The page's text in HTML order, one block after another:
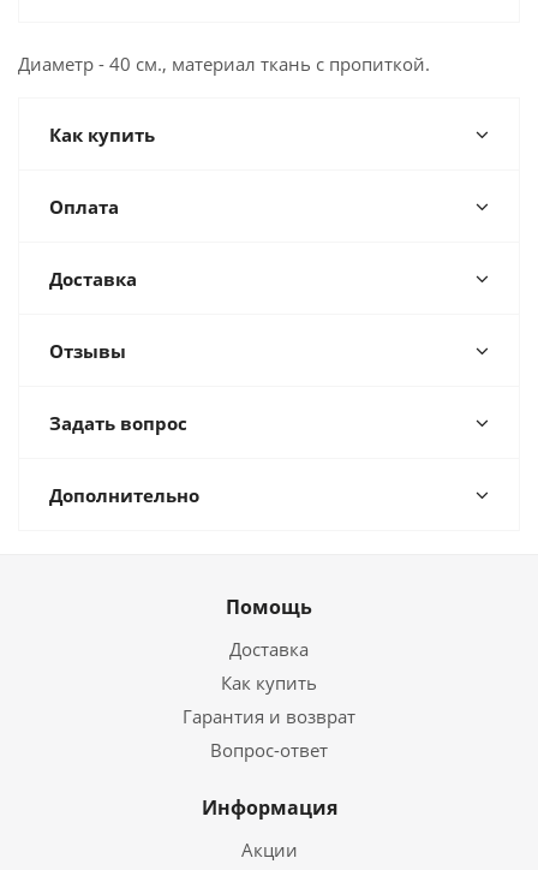
Диаметр - 40 см., материал ткань с пропиткой.
Как купить
Оплата
Доставка
Отзывы
Задать вопрос
Дополнительно
Помощь
Доставка
Как купить
Гарантия и возврат
Вопрос-ответ
Информация
Акции